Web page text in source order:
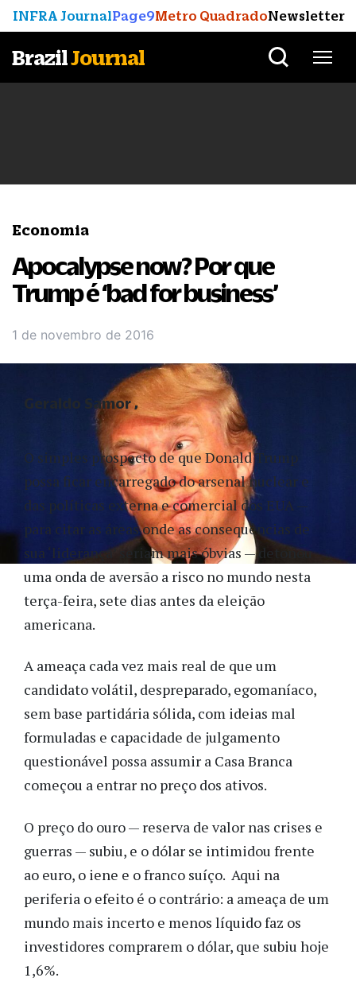
INFRA JournalPage9Metro QuadradoNewsletter
BrazilJournal
Economia
Apocalypse now? Por que
Trump é ‘bad for business’
1 de novembro de 2016
O simples prospecto de que Donald Trump
possa ficar encarregado do arsenal nuclear e
das políticas externa e comercial dos EUA —
para citar as áreas onde as consequências de
sua ‘liderança’ seriam mais óbvias — detonou
uma onda de aversão a risco no mundo nesta
terça-feira, sete dias antes da eleição
americana.
A ameaça cada vez mais real de que um
candidato volátil, despreparado, egomaníaco,
sem base partidária sólida, com ideias mal
formuladas e capacidade de julgamento
questionável possa assumir a Casa Branca
começou a entrar no preço dos ativos.
O preço do ouro — reserva de valor nas crises e
guerras — subiu, e o dólar se intimidou frente
ao euro, o iene e o franco suíço. Aqui na
periferia o efeito é o contrário: a ameaça de um
mundo mais incerto e menos líquido faz os
investidores comprarem o dólar, que subiu hoje
1,6%.
Geraldo Samor